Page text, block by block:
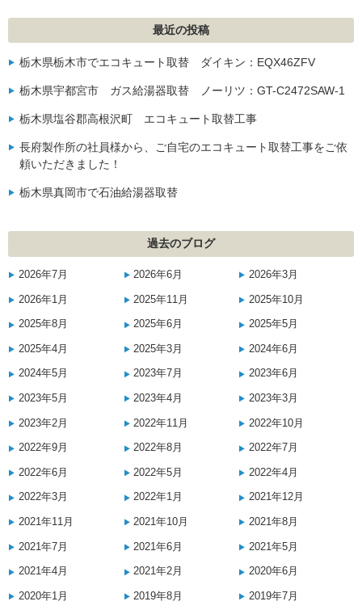
最近の投稿
栃木県栃木市でエコキュート取替 ダイキン：EQX46ZFV
栃木県宇都宮市 ガス給湯器取替 ノーリツ：GT-C2472SAW-1
栃木県塩谷郡高根沢町 エコキュート取替工事
長府製作所の社員様から、ご自宅のエコキュート取替工事をご依
頼いただきました！
栃木県真岡市で石油給湯器取替
過去のブログ
2026年7月 2026年6月 2026年3月
2026年1月 2025年11月 2025年10月
2025年8月 2025年6月 2025年5月
2025年4月 2025年3月 2024年6月
2024年5月 2023年7月 2023年6月
2023年5月 2023年4月 2023年3月
2023年2月 2022年11月 2022年10月
2022年9月 2022年8月 2022年7月
2022年6月 2022年5月 2022年4月
2022年3月 2022年1月 2021年12月
2021年11月 2021年10月 2021年8月
2021年7月 2021年6月 2021年5月
2021年4月 2021年2月 2020年6月
2020年1月 2019年8月 2019年7月